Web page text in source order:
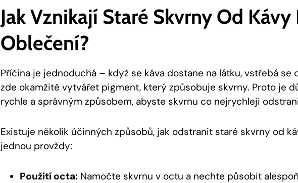
Jak Vznikají Staré Skvrny Od Kávy
Oblečení?
Příčina je jednoduchá – když se káva dostane na látku, vstřebá se
zde okamžitě vytvářet pigment, který způsobuje skvrny. Proto je
rychle a správným způsobem, abyste skvrnu co nejrychleji
Existuje několik účinných způsobů, jak odstranit staré skvrny od
jednou provždy:
Použití octa: Namočte skvrnu v octu a nechte působit